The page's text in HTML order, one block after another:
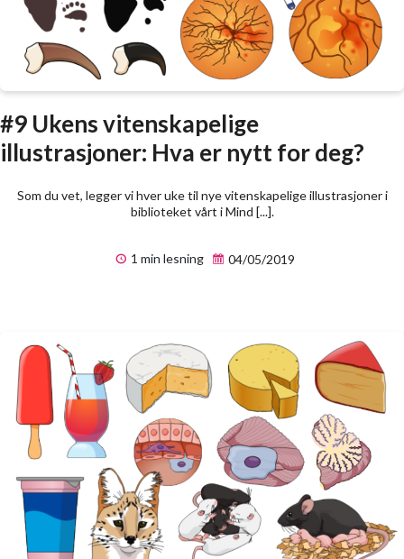
#9 Ukens vitenskapelige
illustrasjoner: Hva er nytt for deg?
Som du vet, legger vi hver uke til nye vitenskapelige illustrasjoner i
biblioteket vårt i Mind [...].
1 min lesning 04/05/2019